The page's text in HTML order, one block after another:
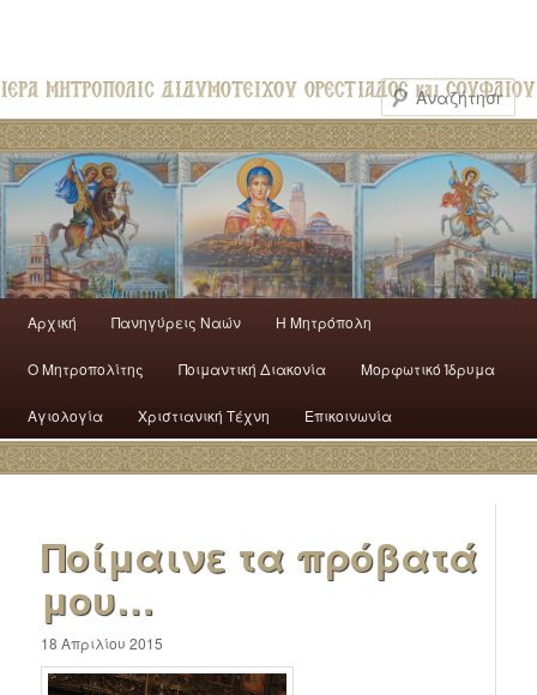
Αρχική Πανηγύρεις Ναών H Mητρόπολη
Ο Mητροπολίτης Ποιμαντική Διακονία Μορφωτικό Ίδρυμα
Αγιολογία Χριστιανική Τέχνη Επικοινωνία
Ποίμαινε τα πρόβατά
μου…
18 Απριλίου 2015